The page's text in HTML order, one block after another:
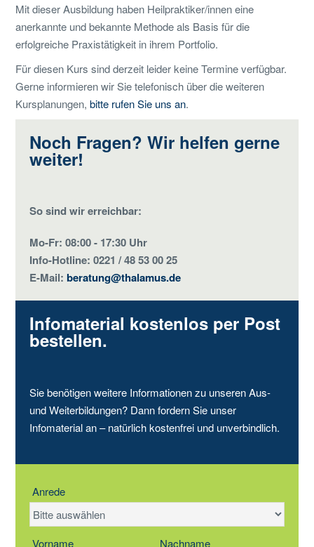
Mit dieser Ausbildung haben Heilpraktiker/innen eine
anerkannte und bekannte Methode als Basis für die
erfolgreiche Praxistätigkeit in ihrem Portfolio.
Für diesen Kurs sind derzeit leider keine Termine verfügbar.
Gerne informieren wir Sie telefonisch über die weiteren
Kursplanungen,bitte rufen Sie uns an.
Noch Fragen? Wir helfen gerne
weiter!
So sind wir erreichbar:
Mo-Fr: 08:00 - 17:30 Uhr
Info-Hotline: 0221 / 48 53 00 25
E-Mail:beratung@thalamus.de
Infomaterial kostenlos per Post
bestellen.
Sie benötigen weitere Informationen zu unseren Aus-
und Weiterbildungen? Dann fordern Sie unser
Infomaterial an – natürlich kostenfrei und unverbindlich.
Anrede
Vorname Nachname